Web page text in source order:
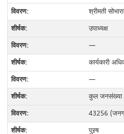
श्रीमती
उपाध्यक्ष
—
कार्यकारी
—
कुल जनसंख्या
43256
पुस्र्ष